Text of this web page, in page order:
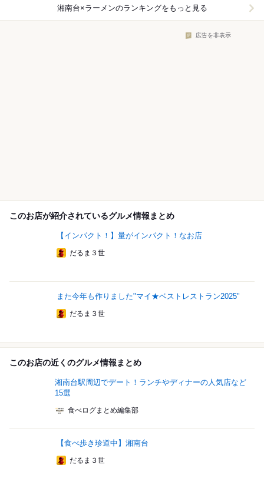
湘南台×ラーメンのランキングをもっと見る
広告を非表示
このお店が紹介されているグルメ情報まとめ
【インパクト！】量がインパクト！なお店
だるま３世
また今年も作りました"マイ★ベストレストラン2025"
だるま３世
このお店の近くのグルメ情報まとめ
湘南台駅周辺でデート！ランチやディナーの人気店など
15選
食べログまとめ編集部
【食べ歩き珍道中】湘南台
だるま３世